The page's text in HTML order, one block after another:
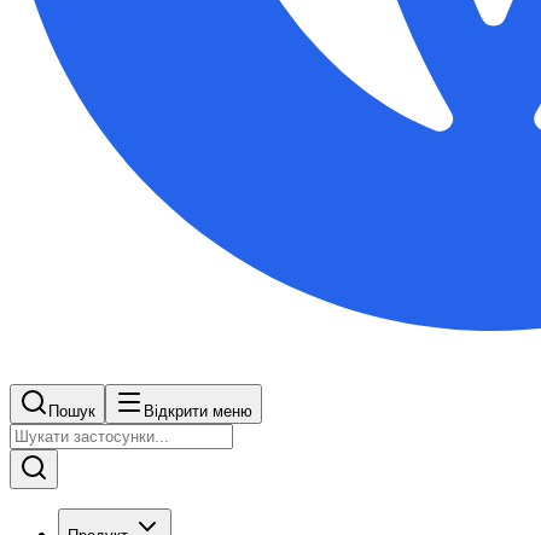
Пошук Відкрити меню